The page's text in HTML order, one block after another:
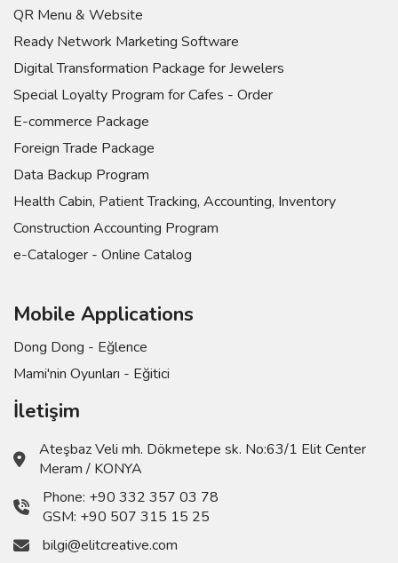
QR Menu & Website
Ready Network Marketing Software
Digital Transformation Package for Jewelers
Special Loyalty Program for Cafes - Order
E-commerce Package
Foreign Trade Package
Data Backup Program
Health Cabin, Patient Tracking, Accounting, Inventory
Construction Accounting Program
e-Cataloger - Online Catalog
Mobile Applications
Dong Dong - Eğlence
Mami'nin Oyunları - Eğitici
İletişim
Ateşbaz Veli mh. Dökmetepe sk. No:63/1 Elit Center
Meram / KONYA
Phone: +90 332 357 03 78
GSM: +90 507 315 15 25
bilgi@elitcreative.com